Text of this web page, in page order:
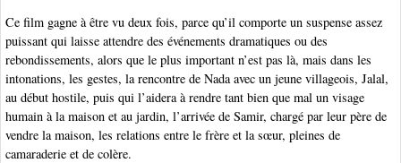
Ce film gagne à être vu deux fois, parce qu’il comporte un suspense assez
puissant qui laisse attendre des événements dramatiques ou des
rebondissements, alors que le plus important n’est pas là, mais dans les
intonations, les gestes, la rencontre de Nada avec un jeune villageois, Jalal,
au début hostile, puis qui l’aidera à rendre tant bien que mal un visage
humain à la maison et au jardin, l’arrivée de Samir, chargé par leur père de
vendre la maison, les relations entre le frère et la sœur, pleines de
camaraderie et de colère.